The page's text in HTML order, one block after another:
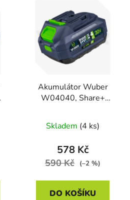
Akumulátor Wuber
W04040, Share+
Skladem (4 ks)
578 Kč
590 Kč (–2 %)
DO KOŠÍKU